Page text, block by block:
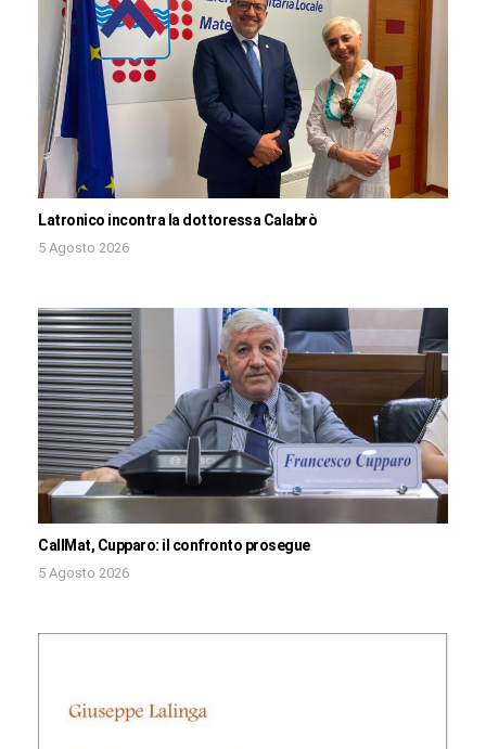
Latronico incontra la dottoressa Calabrò
5 Agosto 2026
CallMat, Cupparo: il confronto prosegue
5 Agosto 2026